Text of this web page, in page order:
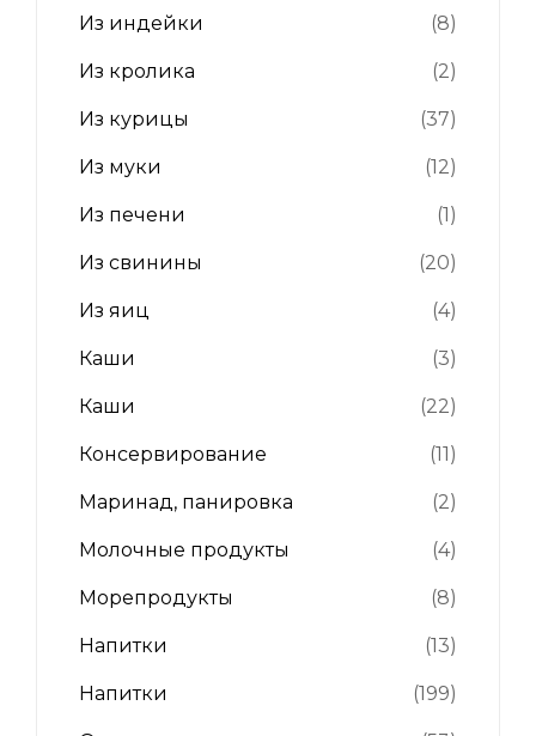
Из индейки (8)
Из кролика (2)
Из курицы (37)
Из муки (12)
Из печени (1)
Из свинины (20)
Из яиц (4)
Каши (3)
Каши (22)
Консервирование (11)
Маринад, панировка (2)
Молочные продукты (4)
Морепродукты (8)
Напитки (13)
Напитки (199)